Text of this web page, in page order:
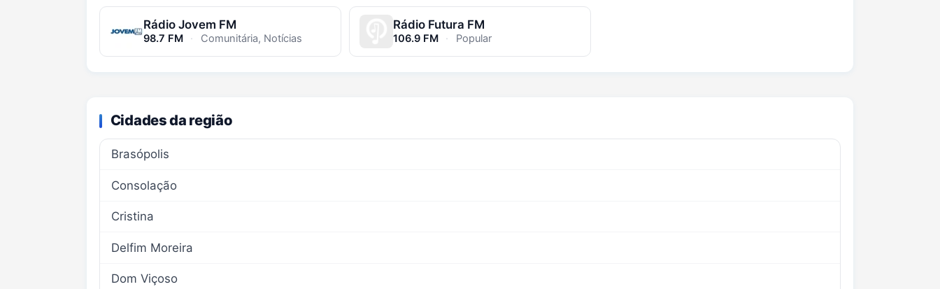
Rádio Jovem FM
98.7 FM · Comunitária, Notícias
Rádio Futura FM
106.9 FM · Popular
Cidades da região
Brasópolis
Consolação
Cristina
Delfim Moreira
Dom Viçoso